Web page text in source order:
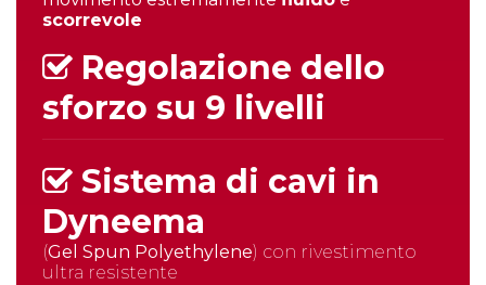
scorrevole
Regolazione dello
sforzo su 9 livelli
Sistema di cavi in
Dyneema
(Gel Spun Polyethylene) con rivestimento
ultra resistente